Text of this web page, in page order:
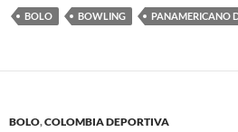
BOLO BOWLING PANAMERICANO
BOLO,COLOMBIA DEPORTIVA